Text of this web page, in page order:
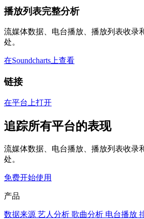
播放列表完整分析
流媒体数据、电台播放、播放列表收录
处。
在Soundcharts上查看
链接
在平台上打开
追踪所有平台的表现
流媒体数据、电台播放、播放列表收录
处。
免费开始使用
产品
数据来源 艺人分析 歌曲分析 电台播放